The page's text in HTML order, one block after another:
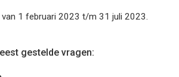
van 1 februari 2023 t/m 31 juli 2023.
gestelde vragen: